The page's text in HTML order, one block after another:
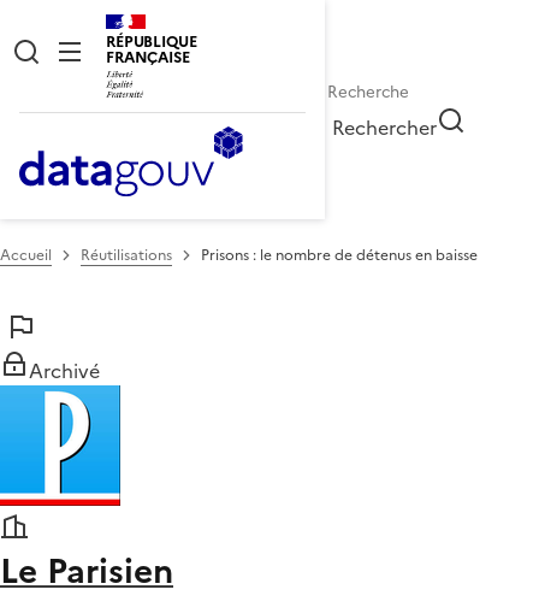
RÉPUBLIQUE
FRANÇAISE
Rechercher
Accueil Réutilisations Prisons : le nombre de détenus en baisse
Archivé
Le Parisien